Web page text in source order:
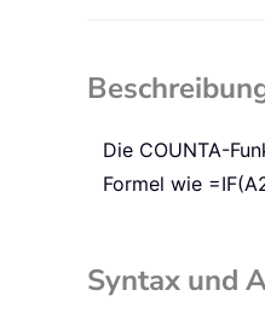
Die COUNTA-
Formel wie
Syntax und